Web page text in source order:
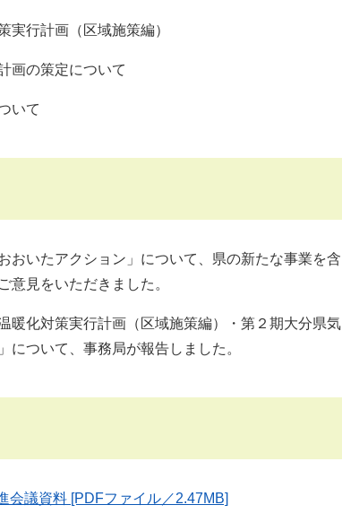
行計画（区域施策編）
策定について
て
いたアクション」について、県の新たな事業を含
意見をいただきました。
化対策実行計画（区域施策編）・第２期大分県気
ついて、事務局が報告しました。
会議資料 [PDFファイル／2.47MB]